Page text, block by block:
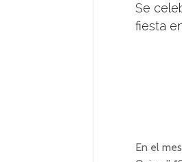
Se
fiesta
En el